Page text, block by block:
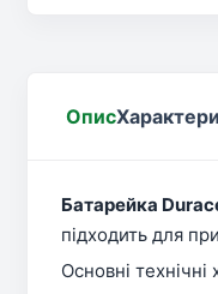
Опис
Батарейка
підходить для
Основні